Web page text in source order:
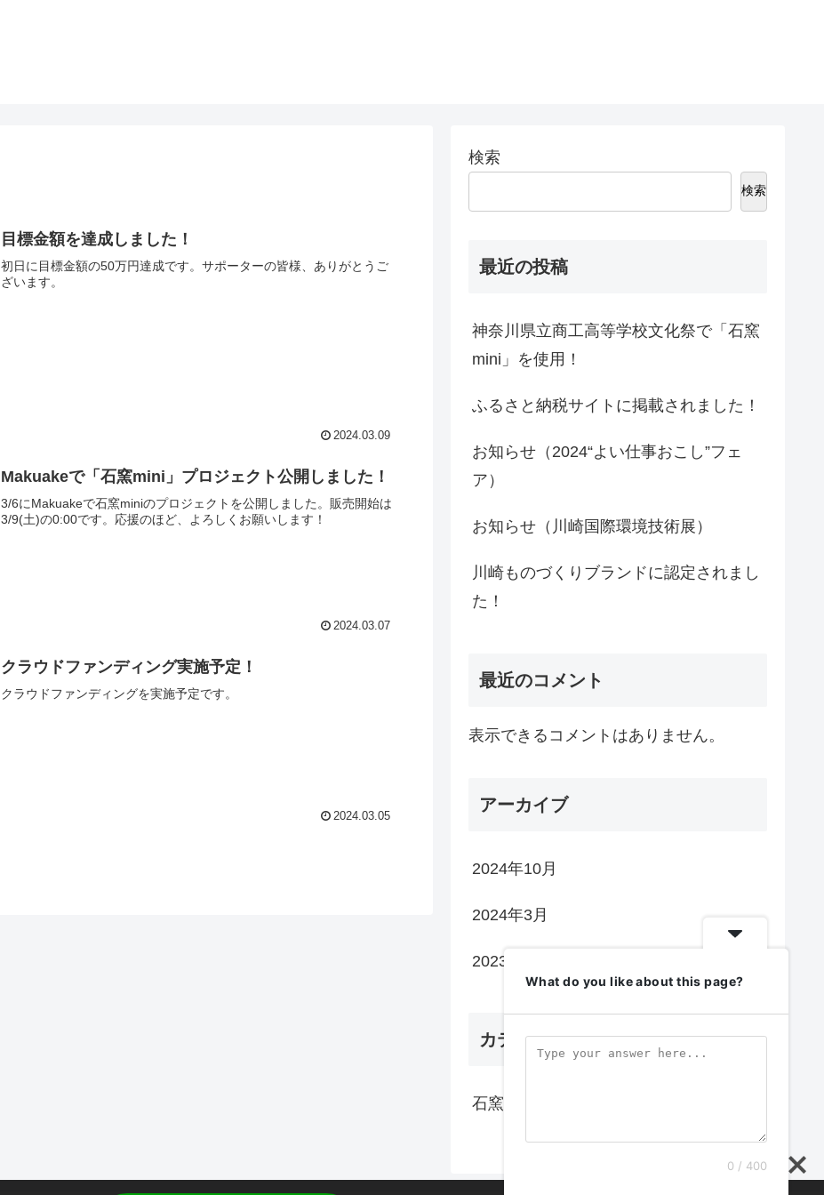
目標金額を達成しました！
初日に目標金額の50万円達成です。サポーターの皆様、ありがとうご
ざいます。
2024.03.09
Makuakeで「石窯mini」プロジェクト公開しました！
3/6にMakuakeで石窯miniのプロジェクトを公開しました。販売開始は
3/9(土)の0:00です。応援のほど、よろしくお願いします！
2024.03.07
クラウドファンディング実施予定！
クラウドファンディングを実施予定です。
2024.03.05
検索
検索
最近の投稿
神奈川県立商工高等学校文化祭で「石窯
mini」を使用！
ふるさと納税サイトに掲載されました！
お知らせ（2024“よい仕事おこし”フェ
ア）
お知らせ（川崎国際環境技術展）
川崎ものづくりブランドに認定されまし
た！
最近のコメント
表示できるコメントはありません。
アーカイブ
2024年10月
2024年3月
2023年9月
カテゴリー
石窯mini
What do you like about this page?
0 / 400